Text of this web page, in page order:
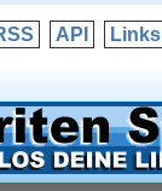
API Links